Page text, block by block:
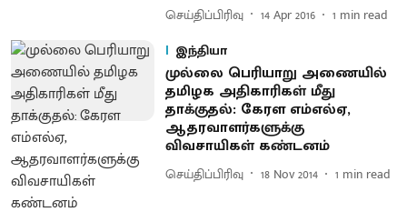
செய்திப்பிரிவு 14 Apr 2016 1 min read
இந்தியா
முல்லை பெரியாறு அணையில்
தமிழக அதிகாரிகள் மீது
தாக்குதல்: கேரள எம்எல்ஏ,
ஆதரவாளர்களுக்கு
விவசாயிகள் கண்டனம்
செய்திப்பிரிவு 18 Nov 2014 1 min read